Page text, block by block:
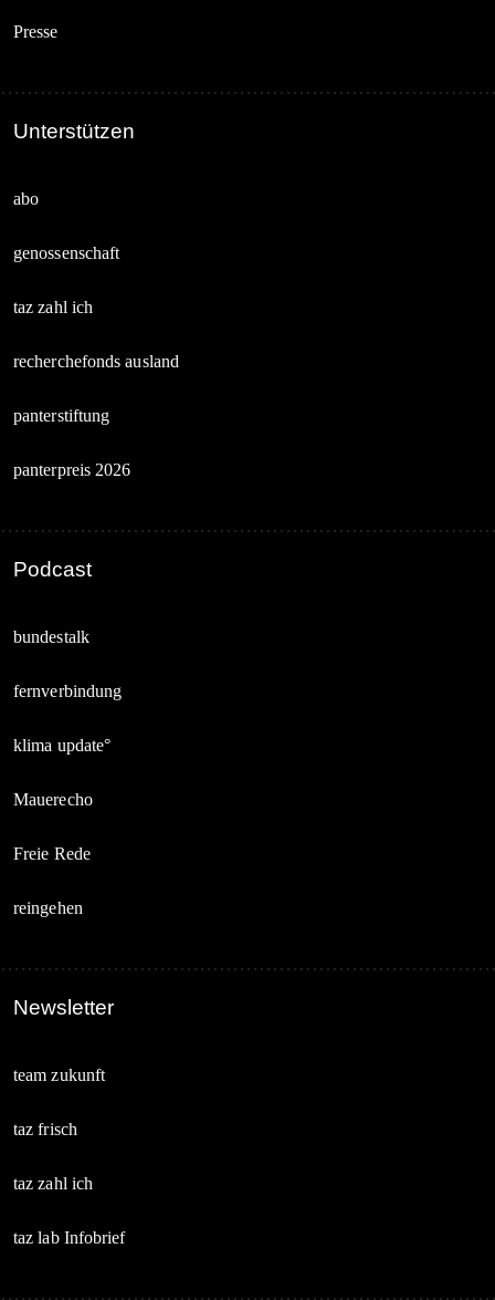
Presse
Unterstützen
abo
genossenschaft
taz zahl ich
recherchefonds ausland
panterstiftung
panterpreis 2026
Podcast
bundestalk
fernverbindung
klima update°
Mauerecho
Freie Rede
reingehen
Newsletter
team zukunft
taz frisch
taz zahl ich
taz lab Infobrief